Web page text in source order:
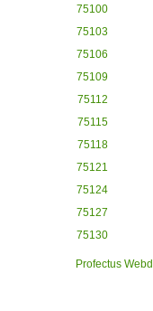
75100
75103
75106
75109
75112
75115
75118
75121
75124
75127
75130
Profectus